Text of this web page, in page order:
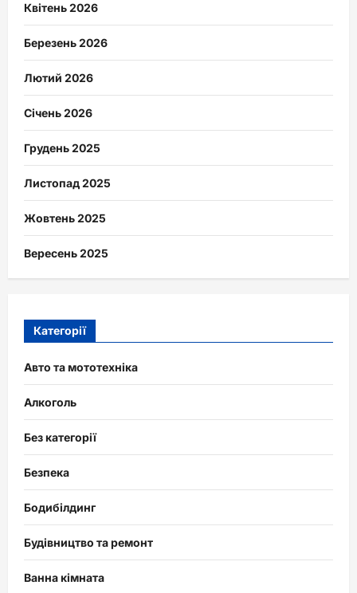
Квітень 2026
Березень 2026
Лютий 2026
Січень 2026
Грудень 2025
Листопад 2025
Жовтень 2025
Вересень 2025
Категорії
Авто та мототехніка
Алкоголь
Без категорії
Безпека
Бодибілдинг
Будівництво та ремонт
Ванна кімната